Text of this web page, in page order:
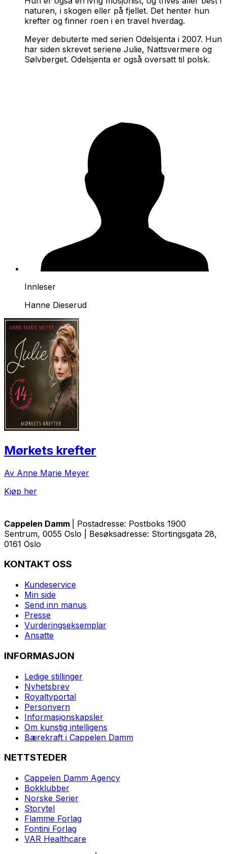
naturen, i skogen eller på fjellet. Det henter hun
krefter og finner roen i en travel hverdag.
Meyer debuterte med serien Odelsjenta i 2007. Hun
har siden skrevet seriene Julie, Nattsvermere og
Sølvberget. Odelsjenta er også oversatt til polsk.
Innleser
Hanne Dieserud
Mørkets krefter
Av Anne Marie Meyer
Kjøp her
Cappelen Damm
| Postadresse: Postboks 1900
Sentrum, 0055 Oslo | Besøksadresse: Stortingsgata 28,
0161 Oslo
KONTAKT OSS
Kundeservice
Min side
Send inn manus
Presse
Vurderingseksemplar
Ansatte
INFORMASJON
Ledige stillinger
Nyhetsbrev
Royaltyportal
Personvern
Informasjonskapsler
Om kunstig intelligens
Bærekraft i Cappelen Damm
NETTSTEDER
Cappelen Damm Agency
Bokklubber
Norske Serier
Storytel
Flamme Forlag
Fontini Forlag
VAR Healthcare